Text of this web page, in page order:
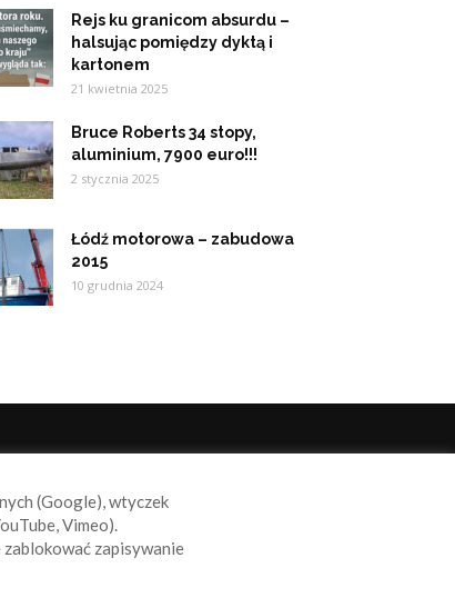
Rejs ku granicom absurdu –
halsując pomiędzy dyktą i
kartonem
21 kwietnia 2025
Bruce Roberts 34 stopy,
aluminium, 7900 euro!!!
2 stycznia 2025
Łódź motorowa – zabudowa
2015
10 grudnia 2024
(Google), wtyczek
Vimeo).
zapisywanie